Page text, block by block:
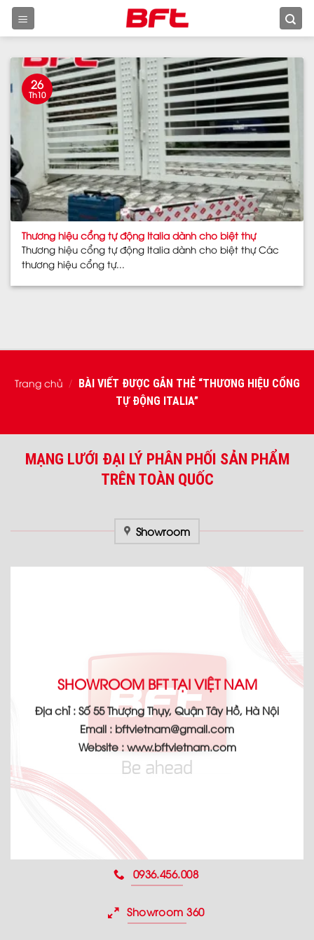
Skip
Thương hiệu cổng tự động Italia dành cho biệt thự
Thương hiệu cổng tự động Italia dành cho biệt thự Các
thương hiệu cổng tự...
26
Th10
Trang chủ / BÀI VIẾT ĐƯỢC GẮN THẺ “THƯƠNG HIỆU CỔNG
TỰ ĐỘNG ITALIA”
MẠNG LƯỚI ĐẠI LÝ PHÂN PHỐI SẢN PHẨM
TRÊN TOÀN QUỐC
Showroom
SHOWROOM BFT TẠI VIỆT NAM
Địa chỉ : Số 55 Thượng Thụy, Quận Tây Hồ, Hà Nội
Email : bftvietnam@gmail.com
Website : www.bftvietnam.com
0936.456.008
Showroom 360